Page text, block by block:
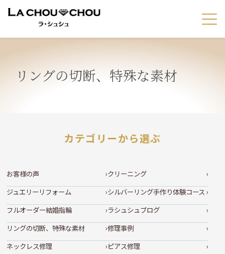
リングの切断、特殊な素材
カテゴリーから選ぶ
お客様の声
クリーニング
ジュエリーリフォーム
シルバーリング手作り体験コース
フルオーダー結婚指輪
ラシュシュブログ
リングの切断、特殊な素材
修理事例
ネックレス修理
ピアス修理